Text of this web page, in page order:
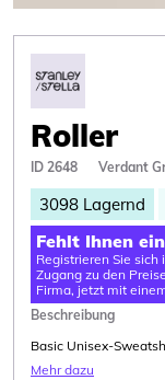
Roller
ID 2648 Verdant
3098 Lagernd
Fehlt Ihnen
Registrieren Sie
Zugang zu den
Firma, jetzt mit
Beschreibung
Basic Unisex-
Mehr dazu